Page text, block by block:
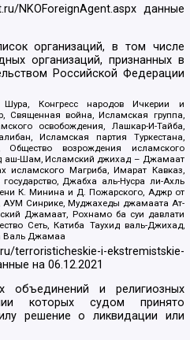
NKOForeignAgent.aspxданные
организаций, в том числе
организаций, признанных в
Российской Федерации
Конгресс народов Ичкерии и
Священная война, Исламская группа,
освобождения, Лашкар-И-Тайба,
Исламская партия Туркестана,
возрождения исламского
аш-Шам, Исламский джихад – Джамаат
исламского Магриба, Имарат Кавказ,
Джабха аль-Нусра ли-Ахль
К. Минина и Д. Пожарского, Аджр от
АУМ Синрике, Муджахеды джамаата Ат-
Джамаат, Рохнамо ба суи давлати
Сеть, Катиба Таухид валь-Джихад,
Валь Джамаа
terroristicheskie-i-ekstremistskie-
на06.12.2021
объединений и религиозных
которых судом принято
решение о ликвидации или